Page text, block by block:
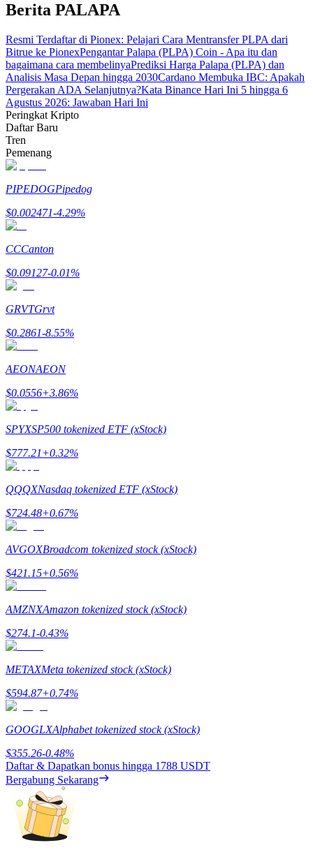
Raih keuntungan jangka panjang dan kepentingan fleksibel
Pelajari Staking
Pelajari tentang mendapatkan penghasilan pasif
Bitrue
AI
Mitra Bitrue
Afiliasi Bitrue
Undang teman untuk mendapatkan imbalan tunai
BTC Welcome Rewards
BTC Welcome Rewards
Berita PALAPA
Resmi Terdaftar di Pionex: Pelajari Cara Mentransfer PLPA dari
Bitrue ke PionexPengantar Palapa (PLPA) Coin - Apa itu dan
bagaimana cara membelinyaPrediksi Harga Palapa (PLPA) dan
Analisis Masa Depan hingga 2030Cardano Membuka IBC: Apakah
Pergerakan ADA Selanjutnya?Kata Binance Hari Ini 5 hingga 6
Agustus 2026: Jawaban Hari Ini
Peringkat Kripto
Daftar Baru
Tren
Pemenang
PIPEDOGPipedog
$0.002471-4.29%
CCCanton
$0.09127-0.01%
GRVTGrvt
$0.2861-8.55%
AEONAEON
$0.0556+3.86%
SPYXSP500 tokenized ETF (xStock)
$777.21+0.32%
QQQXNasdaq tokenized ETF (xStock)
$724.48+0.67%
AVGOXBroadcom tokenized stock (xStock)
$421.15+0.56%
AMZNXAmazon tokenized stock (xStock)
$274.1-0.43%
METAXMeta tokenized stock (xStock)
$594.87+0.74%
GOOGLXAlphabet tokenized stock (xStock)
$355.26-0.48%
Daftar & Dapatkan bonus hingga 1788 USDT
Bergabung Sekarang